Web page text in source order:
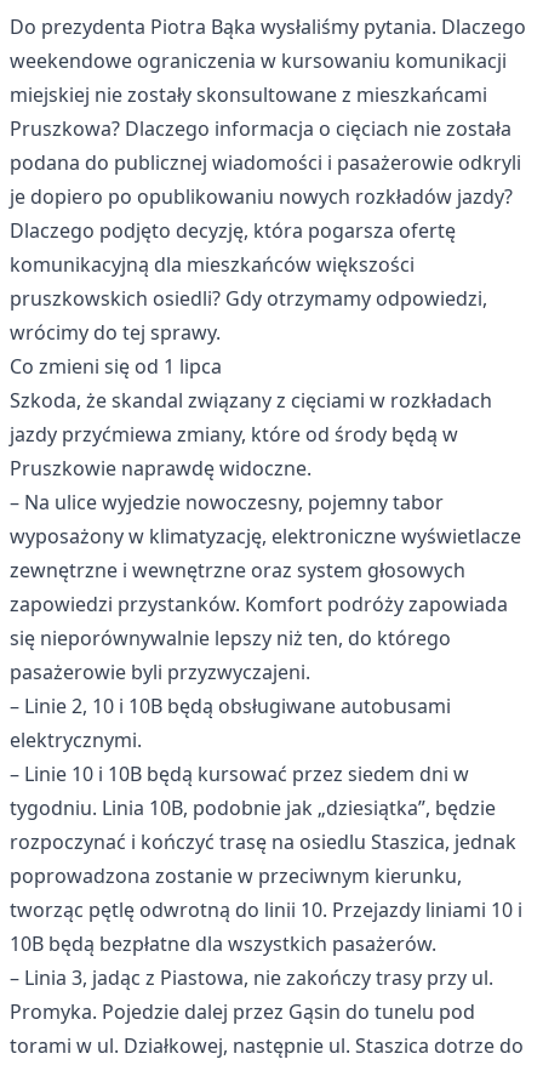
Do prezydenta Piotra Bąka wysłaliśmy pytania. Dlaczego
weekendowe ograniczenia w kursowaniu komunikacji
miejskiej nie zostały skonsultowane z mieszkańcami
Pruszkowa? Dlaczego informacja o cięciach nie została
podana do publicznej wiadomości i pasażerowie odkryli
je dopiero po opublikowaniu nowych rozkładów jazdy?
Dlaczego podjęto decyzję, która pogarsza ofertę
komunikacyjną dla mieszkańców większości
pruszkowskich osiedli? Gdy otrzymamy odpowiedzi,
wrócimy do tej sprawy.
Co zmieni się od 1 lipca
Szkoda, że skandal związany z cięciami w rozkładach
jazdy przyćmiewa zmiany, które od środy będą w
Pruszkowie naprawdę widoczne.
– Na ulice wyjedzie nowoczesny, pojemny tabor
wyposażony w klimatyzację, elektroniczne wyświetlacze
zewnętrzne i wewnętrzne oraz system głosowych
zapowiedzi przystanków. Komfort podróży zapowiada
się nieporównywalnie lepszy niż ten, do którego
pasażerowie byli przyzwyczajeni.
– Linie 2, 10 i 10B będą obsługiwane autobusami
elektrycznymi.
– Linie 10 i 10B będą kursować przez siedem dni w
tygodniu. Linia 10B, podobnie jak „dziesiątka”, będzie
rozpoczynać i kończyć trasę na osiedlu Staszica, jednak
poprowadzona zostanie w przeciwnym kierunku,
tworząc pętlę odwrotną do linii 10. Przejazdy liniami 10 i
10B będą bezpłatne dla wszystkich pasażerów.
– Linia 3, jadąc z Piastowa, nie zakończy trasy przy ul.
Promyka. Pojedzie dalej przez Gąsin do tunelu pod
torami w ul. Działkowej, następnie ul. Staszica dotrze do